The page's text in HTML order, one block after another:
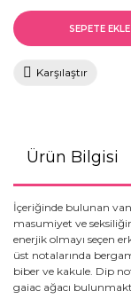
SEPETE EKLE
Karşılaştır
Ürün Bilgisi
İçeriğinde bulunan
masumiyet ve
enerjik olmayı seçen
üst notalarında
biber ve kakule. Dip
gaiac ağacı